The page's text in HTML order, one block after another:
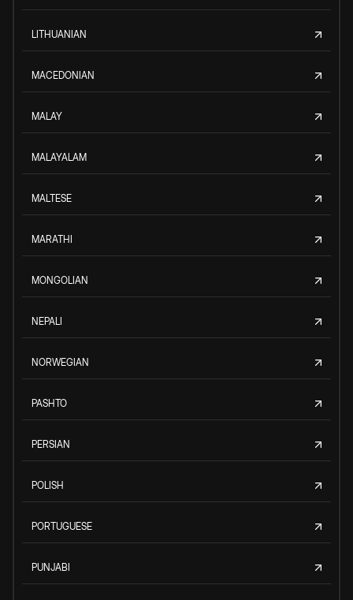
LITHUANIAN
MACEDONIAN
MALAY
MALAYALAM
MALTESE
MARATHI
MONGOLIAN
NEPALI
NORWEGIAN
PASHTO
PERSIAN
POLISH
PORTUGUESE
PUNJABI